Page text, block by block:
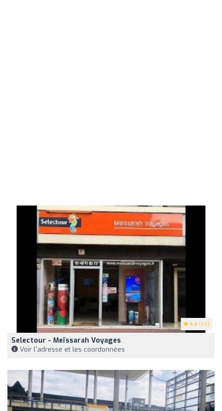
4.4 (68)
Selectour - Meïssarah Voyages
Voir l'adresse et les coordonnées